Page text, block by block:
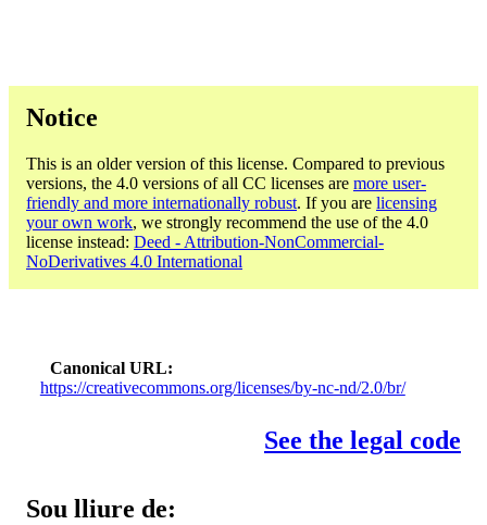
Notice
This is an older version of this license. Compared to previous
versions, the 4.0 versions of all CC licenses are more user-
friendly and more internationally robust. If you are licensing
your own work, we strongly recommend the use of the 4.0
license instead: Deed - Attribution-NonCommercial-
NoDerivatives 4.0 International
Canonical URL
https://creativecommons.org/licenses/by-nc-nd/2.0/br/
See the legal code
Sou lliure de: